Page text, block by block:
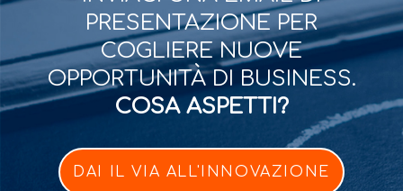
PRESENTAZIONE PER
COGLIERE NUOVE
OPPORTUNITÀ DI BUSINESS.
COSA ASPETTI?
DAI IL VIA ALL'INNOVAZIONE